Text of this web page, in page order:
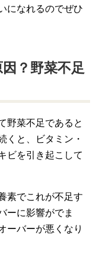
になれるのでぜひ
？野菜不足
野菜不足であると
くと、ビタミン・
ビを引き起こして
素でこれが不足す
ーに影響がでま
ーバーが悪くなり